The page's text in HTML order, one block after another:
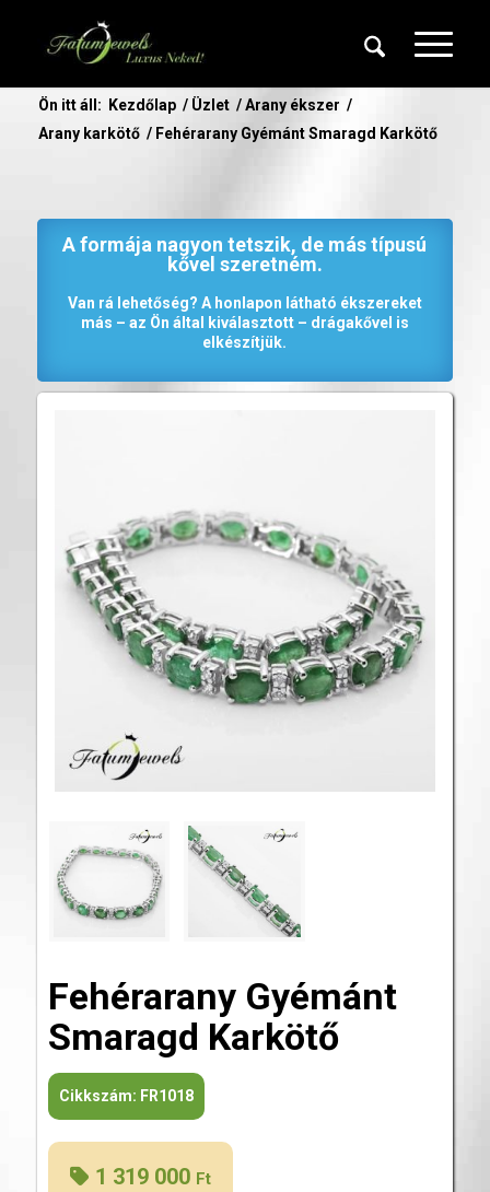
Ön itt áll: Kezdőlap / Üzlet / Arany ékszer /
Arany karkötő / Fehérarany Gyémánt Smaragd Karkötő
A formája nagyon tetszik, de más típusú
kővel szeretném.
Van rá lehetőség? A honlapon látható ékszereket
más – az Ön által kiválasztott – drágakővel is
elkészítjük.
Fehérarany Gyémánt
Smaragd Karkötő
Cikkszám: FR1018
1 319 000 Ft